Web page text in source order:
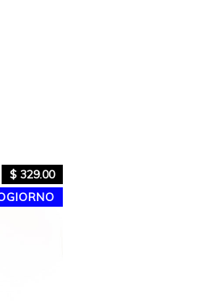
Precio
habitual
$ 329.00